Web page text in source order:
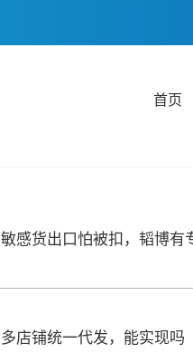
首页
敏感货出口怕被扣，韬博有
多店铺统一代发，能实现吗